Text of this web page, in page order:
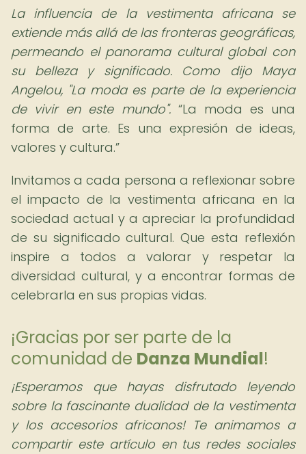
La influencia de la vestimenta africana se
extiende más allá de las fronteras geográficas,
permeando el panorama cultural global con
su belleza y significado. Como dijo Maya
Angelou, "La moda es parte de la experiencia
de vivir en este mundo".
La moda es una
forma de arte. Es una expresión de ideas,
valores y cultura.
Invitamos a cada persona a reflexionar sobre
el impacto de la vestimenta africana en la
sociedad actual y a apreciar la profundidad
de su significado cultural. Que esta reflexión
inspire a todos a valorar y respetar la
diversidad cultural, y a encontrar formas de
celebrarla en sus propias vidas.
¡Gracias por ser parte de la
comunidad de Danza Mundial!
¡Esperamos que hayas disfrutado leyendo
sobre la fascinante dualidad de la vestimenta
y los accesorios africanos! Te animamos a
compartir este artículo en tus redes sociales